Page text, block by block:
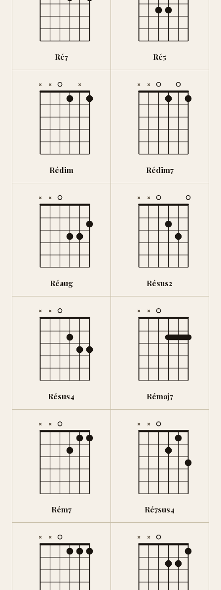
Ré7 Ré5
× × ×
Rédim
× ×
Rédim7
× ×
Réaug
× ×
Résus2
× ×
Résus4
× ×
Rémaj7
× ×
Rém7
× ×
Ré7sus4
× × × ×